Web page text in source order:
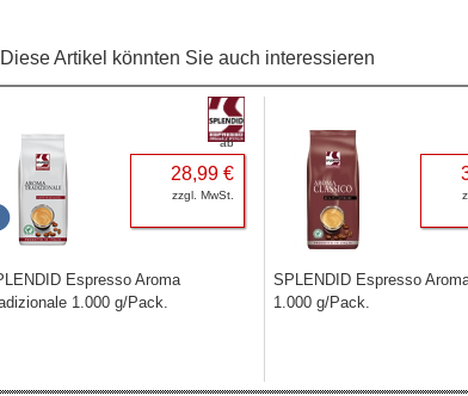
Diese Artikel könnten Sie auch interessieren
ab
28,99 €
zzgl. MwSt.
Espresso Aroma
1.000 g/Pack.
SPLENDID Espresso
1.000 g/Pack.